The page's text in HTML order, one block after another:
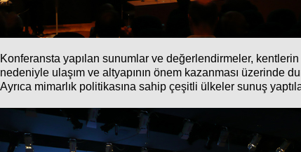
Konferansta yapılan sunumlar ve değerlendirmeler,
nedeniyle ulaşım ve altyapının önem kazanması üzerinde
Ayrıca mimarlık politikasına sahip çeşitli ülkeler sunuş